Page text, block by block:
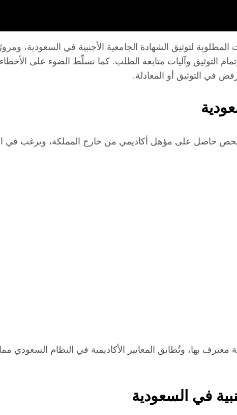
لتوثيق الشهادة الجامعية الأجنبية في السعودية،
التوثيق وآليات متابعة الطلب. كما نسلّط الضوء على
في التوثيق أو المعادلة.
حاصل على مؤهل أكاديمي من خارج المملكة، ويرغب في
بها، وتُطابق المعايير الأكاديمية في النظام السعودي
في السعودية